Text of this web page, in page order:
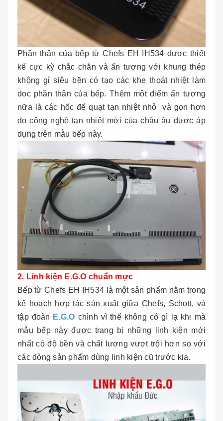
Phần thân của bếp từ Chefs EH IH534 được thiết
kế cực kỳ chắc chắn và ấn tượng với khung thép
không gỉ siêu bền có tạo các khe thoát nhiệt làm
dọc phần thân của bếp. Thêm một điểm ấn tượng
nữa là các hốc để quạt tạn nhiệt nhỏ và gọn hơn
do công nghệ tạn nhiệt mới của châu âu được áp
dụng trên mẫu bếp này.
2. Linh kiện E.G.O chuẩn mực
Bếp từ Chefs EH IH534 là một sản phẩm nằm trong
kế hoạch hợp tác sản xuất giữa Chefs, Schott, và
tập đoàn E.G.O chình vì thế không có gì lạ khi mà
mẫu bếp này được trang bị những linh kiện mới
nhất có độ bền và chất lượng vượt trội hơn so với
các dòng sản phẩm dùng linh kiện cũ trước kia.